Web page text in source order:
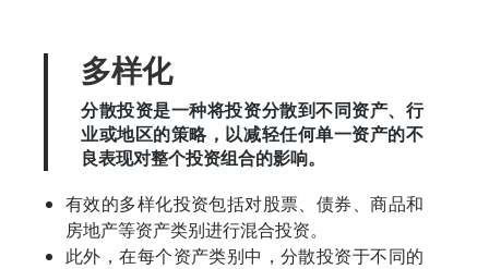
多样化
分散投资是一种将投资分散到不同资产、行
业或地区的策略，以减轻任何单一资产的不
良表现对整个投资组合的影响。
有效的多样化投资包括对股票、债券、商品和
房地产等资产类别进行混合投资。
此外，在每个资产类别中，分散投资于不同的